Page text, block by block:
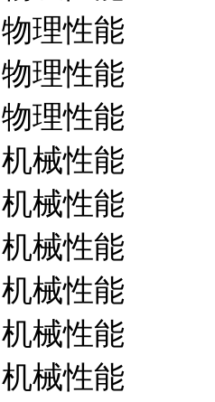
物理性能
物理性能
物理性能
机械性能
机械性能
机械性能
机械性能
机械性能
机械性能